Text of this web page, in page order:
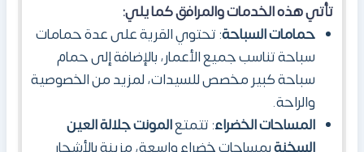
تأتي هذه الخدمات والمرافق كما يلي:
حمامات السباحة: تحتوي القرية على عدة حمامات
سباحة تناسب جميع الأعمار، بالإضافة إلى حمام
سباحة كبير مخصص للسيدات، لمزيد من الخصوصية
والراحة.
المساحات الخضراء: تتمتعالمونت جلالة العين